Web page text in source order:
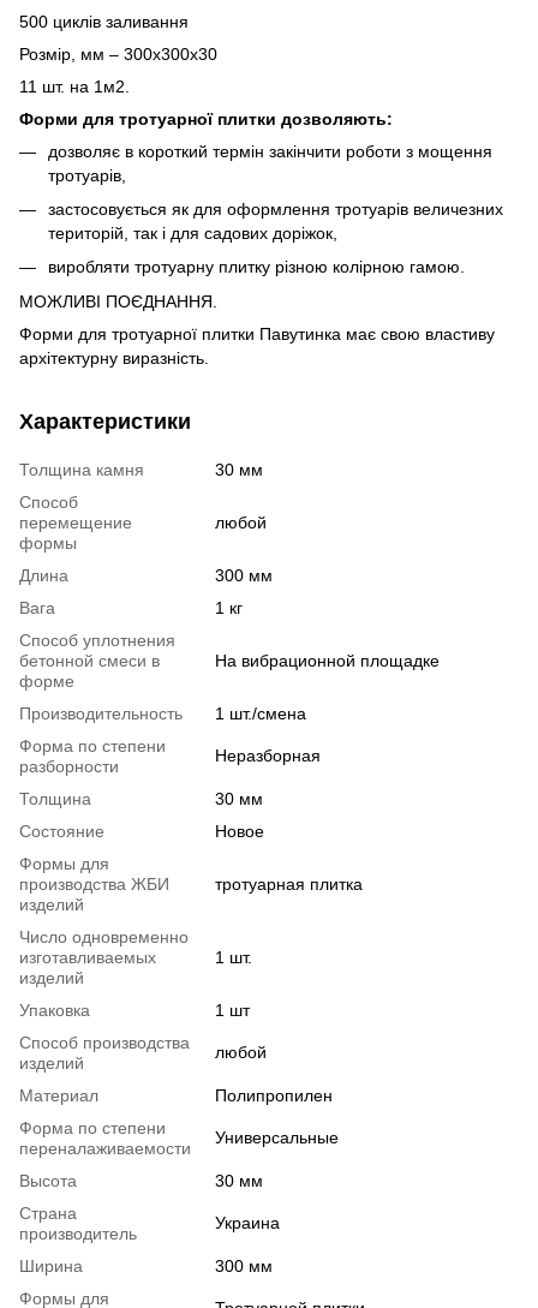
500 циклів заливання
Розмір, мм – 300х300х30
11 шт. на 1м2.
Форми для тротуарної плитки дозволяють:
дозволяє в короткий термін закінчити роботи з мощення
тротуарів,
застосовується як для оформлення тротуарів величезних
територій, так і для садових доріжок,
виробляти тротуарну плитку різною колірною гамою.
МОЖЛИВІ ПОЄДНАННЯ.
Форми для тротуарної плитки Павутинка має свою властиву
архітектурну виразність.
Характеристики
Толщина камня
30 мм
Способ
перемещение
формы
любой
Длина
300 мм
Вага
1 кг
Способ уплотнения
бетонной смеси в
форме
На вибрационной площадке
Производительность
1 шт./смена
Форма по степени
разборности
Неразборная
Толщина
30 мм
Состояние
Новое
Формы для
производства ЖБИ
изделий
тротуарная плитка
Число одновременно
изготавливаемых
изделий
1 шт.
Упаковка
1 шт
Способ производства
изделий
любой
Материал
Полипропилен
Форма по степени
переналаживаемости
Универсальные
Высота
30 мм
Страна
производитель
Украина
Ширина
300 мм
Формы для